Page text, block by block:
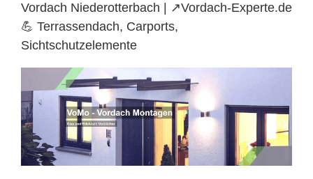
Vordach Niederotterbach | ↗️Vordach-Experte.de
💪 Terrassendach, Carports,
Sichtschutzelemente